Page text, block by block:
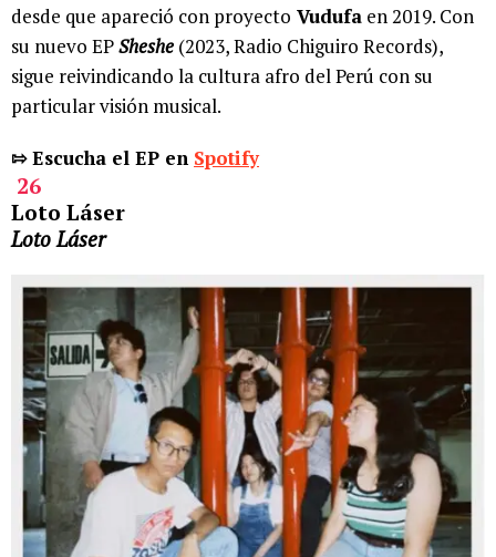
desde que apareció con proyecto Vudufa en 2019. Con
su nuevo EPSheshe (2023, Radio Chiguiro Records),
sigue reivindicando la cultura afro del Perú con su
particular visión musical.
⇰ Escucha el EP en Spotify
26
Loto Láser
Loto Láser